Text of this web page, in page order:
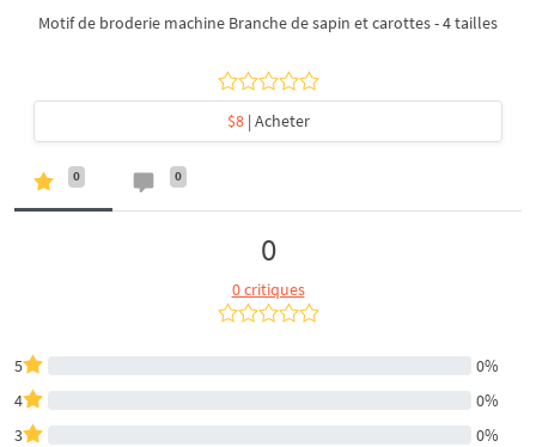
Motif de broderie machine Branche de sapin et carottes - 4 tailles
$8| Acheter
0 0
0
0 critiques
5
0%
4
0%
3
0%